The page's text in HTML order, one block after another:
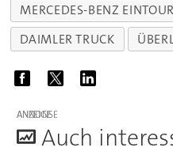
MERCEDES-BENZ
DAIMLER TRUCK
ANZEIGE
Auch